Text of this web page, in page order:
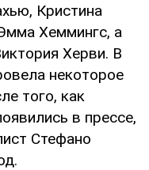
Кристина
Хеммингс, а
Херви. В
некоторое
того, как
в прессе,
Стефано